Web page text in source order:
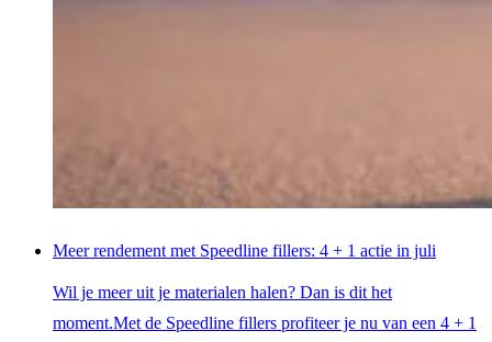
Meer rendement met Speedline fillers: 4 + 1 actie in juli
Wil je meer uit je materialen halen? Dan is dit het
moment.Met de Speedline fillers profiteer je nu van een 4 + 1